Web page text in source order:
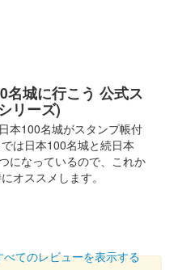
版
名城に行こう 公式ス
リーズ)
本100名城がスタンプ帳付
は日本100名城と続日本
になっているので、これか
オススメします。
べてのレビューを表示する